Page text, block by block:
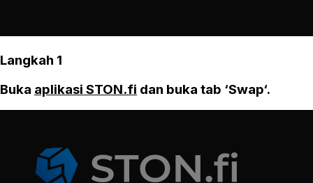
Langkah 1
Buka aplikasi STON.fi dan buka tab ‘Swap‘.